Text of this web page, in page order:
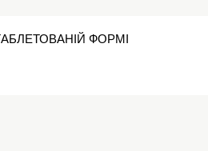
ФОРМІ